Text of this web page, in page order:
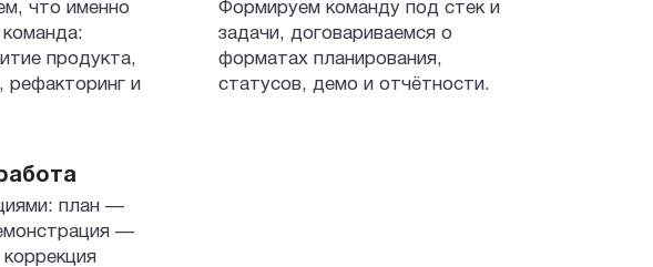
что именно
продукта,
рефакторинг и
Формируем команду под стек и
задачи, договариваемся о
форматах планирования,
статусов, демо и отчётности.
план —
—